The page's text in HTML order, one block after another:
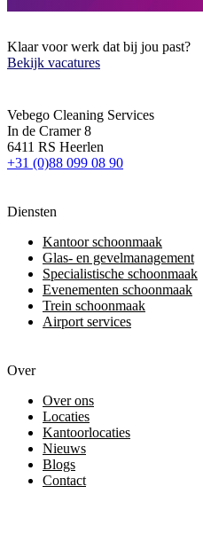
Klaar voor werk dat bij jou past?
Bekijk vacatures
Vebego Cleaning Services
In de Cramer 8
6411 RS Heerlen
+31 (0)88 099 08 90
Diensten
Kantoor schoonmaak
Glas- en gevelmanagement
Specialistische schoonmaak
Evenementen schoonmaak
Trein schoonmaak
Airport services
Over
Over ons
Locaties
Kantoorlocaties
Nieuws
Blogs
Contact